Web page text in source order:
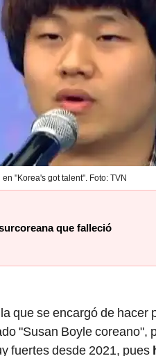
"Korea's got talent". Foto: TVN
que falleció
la que se encargó de hacer
"Susan Boyle coreano",
fuertes desde 2021, pues